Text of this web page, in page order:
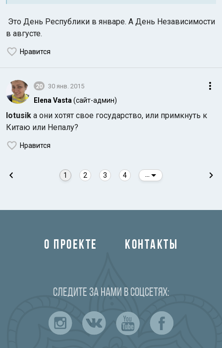
Это День Республики в январе. А День Независимости
в августе.
Нравится
20 30 янв. 2015
Elena Vasta (сайт-админ)
lotusik а они хотят свое государство, или примкнуть к
Китаю или Непалу?
Нравится
1 2 3 4
О ПРОЕКТЕ КОНТАКТЫ
Следите за нами в соцсетях: